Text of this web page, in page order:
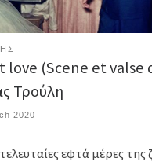
love (Scene et valse
Τρούλη
2020
εφτά μέρες της